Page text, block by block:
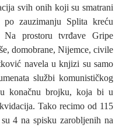
svih onih koji su smatrani
zauzimanju Splita kreću
prostoru tvrđave Gripe
domobrane, Nijemce, civile
navela u knjizi su samo
službi komunističkog
konačnu brojku, koja bi u
Tako recimo od 115
4 na spisku zarobljenih na